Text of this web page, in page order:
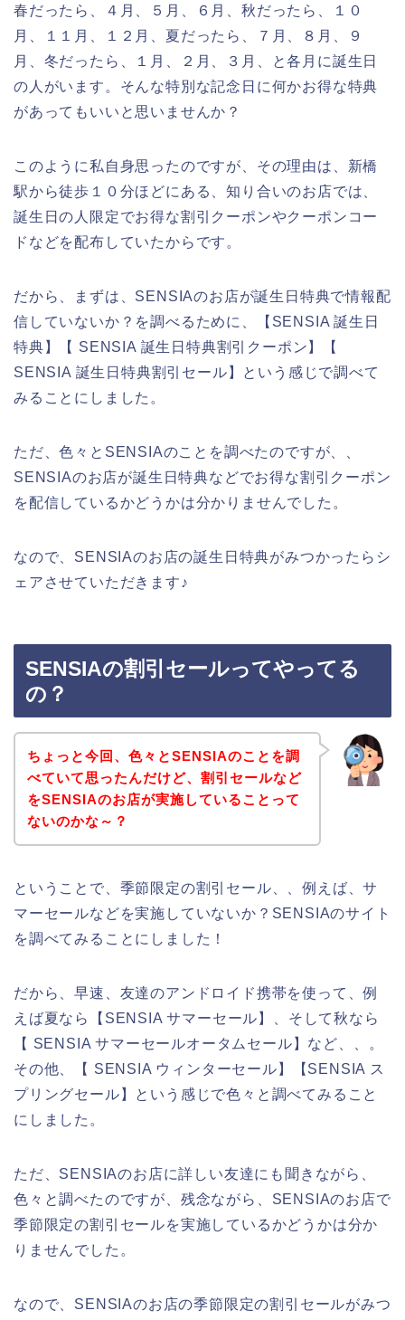
春だったら、４月、５月、６月、秋だったら、１０
月、１１月、１２月、夏だったら、７月、８月、９
月、冬だったら、１月、２月、３月、と各月に誕生日
の人がいます。そんな特別な記念日に何かお得な特典
があってもいいと思いませんか？
このように私自身思ったのですが、その理由は、新橋
駅から徒歩１０分ほどにある、知り合いのお店では、
誕生日の人限定でお得な割引クーポンやクーポンコー
ドなどを配布していたからです。
だから、まずは、SENSIAのお店が誕生日特典で情報配
信していないか？を調べるために、【SENSIA 誕生日
特典】【 SENSIA 誕生日特典割引クーポン】【
SENSIA 誕生日特典割引セール】という感じで調べて
みることにしました。
ただ、色々とSENSIAのことを調べたのですが、、
SENSIAのお店が誕生日特典などでお得な割引クーポン
を配信しているかどうかは分かりませんでした。
なので、SENSIAのお店の誕生日特典がみつかったらシ
ェアさせていただきます♪
SENSIAの割引セールってやってる
の？
ちょっと今回、色々とSENSIAのことを調
べていて思ったんだけど、割引セールなど
をSENSIAのお店が実施していることって
ないのかな～？
ということで、季節限定の割引セール、、例えば、サ
マーセールなどを実施していないか？SENSIAのサイト
を調べてみることにしました！
だから、早速、友達のアンドロイド携帯を使って、例
えば夏なら【SENSIA サマーセール】、そして秋なら
【 SENSIA サマーセールオータムセール】など、、。
その他、【 SENSIA ウィンターセール】【SENSIA ス
プリングセール】という感じで色々と調べてみること
にしました。
ただ、SENSIAのお店に詳しい友達にも聞きながら、
色々と調べたのですが、残念ながら、SENSIAのお店で
季節限定の割引セールを実施しているかどうかは分か
りませんでした。
なので、SENSIAのお店の季節限定の割引セールがみつ